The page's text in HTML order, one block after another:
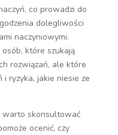
co prowadzi do
dolegliwości
naczyniowymi.
które szukają
rozwiązań, ale które
ryzyka, jakie niesie ze
warto skonsultować
ocenić, czy